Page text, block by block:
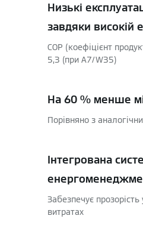
Низькі
завдяки високій
COP (коефіцієнт
5,3 (при A7/W35)
На 60 % менше
Порівняно з
Інтегрована
Забезпечує прозорість
витратах